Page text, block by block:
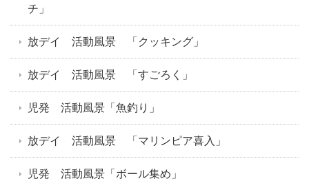
チ」
放デイ 活動風景 「クッキング」
放デイ 活動風景 「すごろく」
児発 活動風景「魚釣り」
放デイ 活動風景 「マリンピア喜入」
児発 活動風景「ボール集め」